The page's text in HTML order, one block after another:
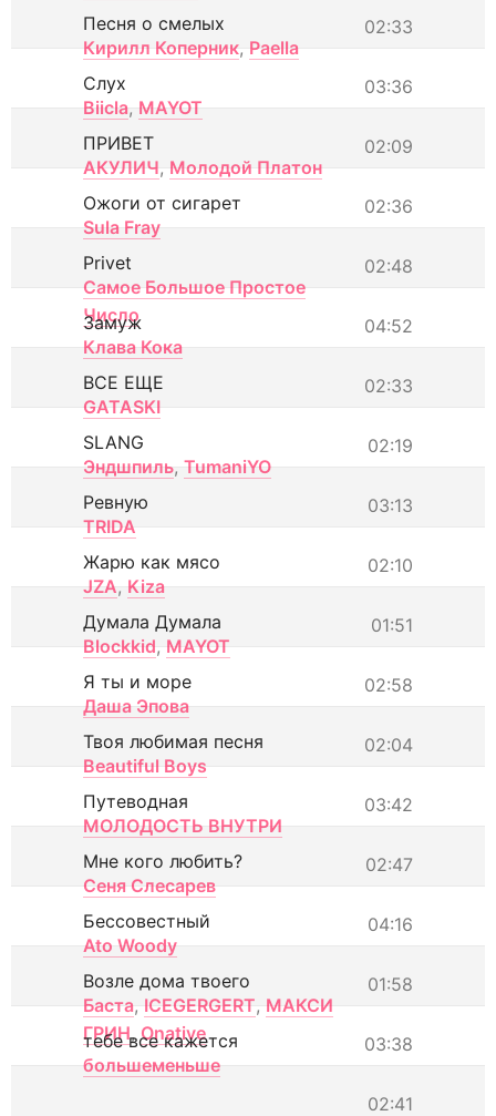
02:33
Песня о смелых
Кирилл Коперник, Paella
03:36
Слух
Biicla, MAYOT
02:09
ПРИВЕТ
АКУЛИЧ, Молодой Платон
02:36
Ожоги от сигарет
Sula Fray
02:48
Privet
Самое Большое Простое
Число
04:52
Замуж
Клава Кока
02:33
ВСЕ ЕЩЕ
GATASKI
02:19
SLANG
Эндшпиль, TumaniYO
03:13
Ревную
TRIDA
02:10
Жарю как мясо
JZA, Kiza
01:51
Думала Думала
Blockkid, MAYOT
02:58
Я ты и море
Даша Эпова
02:04
Твоя любимая песня
Beautiful Boys
03:42
Путеводная
МОЛОДОСТЬ ВНУТРИ
02:47
Мне кого любить?
Сеня Слесарев
04:16
Бессовестный
Ato Woody
01:58
Возле дома твоего
Баста, ICEGERGERT, МАКСИ
ГРИН, Onative 03:38
тебе все кажется
большеменьше
02:41